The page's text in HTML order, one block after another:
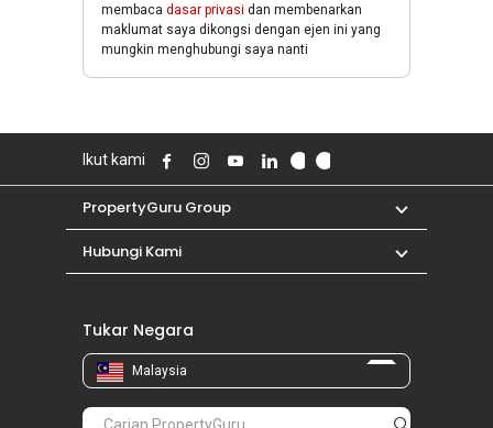
membaca dasar privasi dan membenarkan
maklumat saya dikongsi dengan ejen ini yang
mungkin menghubungi saya nanti
Ikut kami
PropertyGuru Group
Hubungi Kami
Tukar Negara
Malaysia